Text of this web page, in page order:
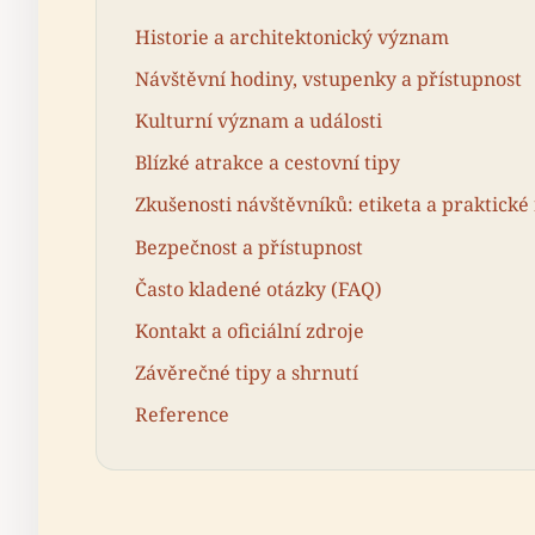
Historie a architektonický význam
Návštěvní hodiny, vstupenky a přístupnost
Kulturní význam a události
Blízké atrakce a cestovní tipy
Zkušenosti návštěvníků: etiketa a
Bezpečnost a přístupnost
Často kladené otázky (FAQ)
Kontakt a oficiální zdroje
Závěrečné tipy a shrnutí
Reference